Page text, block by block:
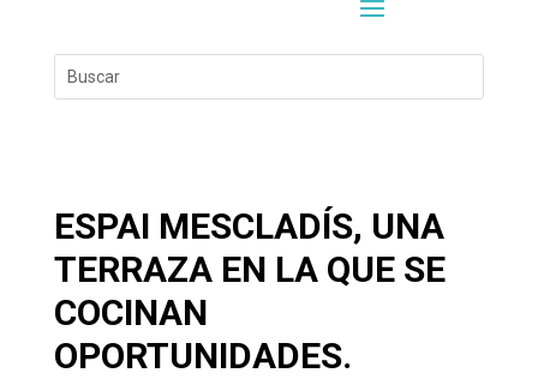
ESPAI MESCLADÍS, UNA
TERRAZA EN LA QUE SE
COCINAN
OPORTUNIDADES.